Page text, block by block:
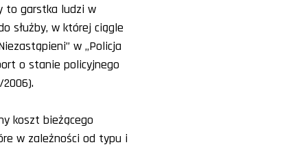
to garstka ludzi w
służby, w której ciągle
w „Policja
o stanie policyjnego
koszt bieżącego
w zależności od typu i